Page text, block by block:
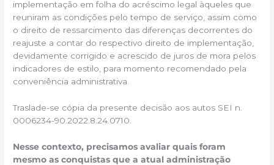
implementação em folha do acréscimo legal àqueles que
reuniram as condições pelo tempo de serviço, assim como
o direito de ressarcimento das diferenças decorrentes do
reajuste a contar do respectivo direito de implementação,
devidamente corrigido e acrescido de juros de mora pelos
indicadores de estilo, para momento recomendado pela
conveniência administrativa.
Traslade-se cópia da presente decisão aos autos SEI n.
0006234-90.2022.8.24.0710.
Nesse contexto, precisamos avaliar quais foram
mesmo as conquistas que a atual administração